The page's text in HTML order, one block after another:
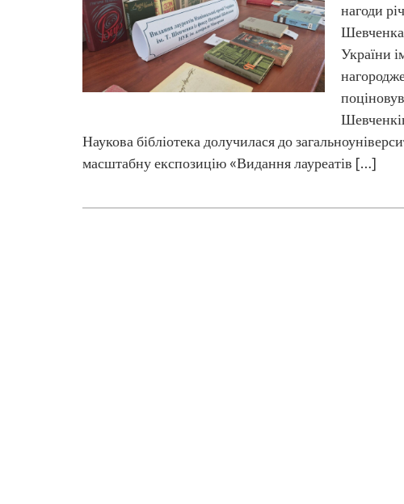
нагоди
Шевченка
України
Наукова бібліотека долучилася до
масштабну експозицію «Видання лауреатів […]